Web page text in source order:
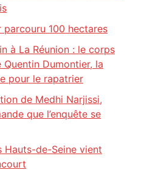
100 hectares
à La Réunion : le corps
Dumontier, la
pour le rapatrier
de Medhi Narjissi,
que l’enquête se
Hauts-de-Seine vient